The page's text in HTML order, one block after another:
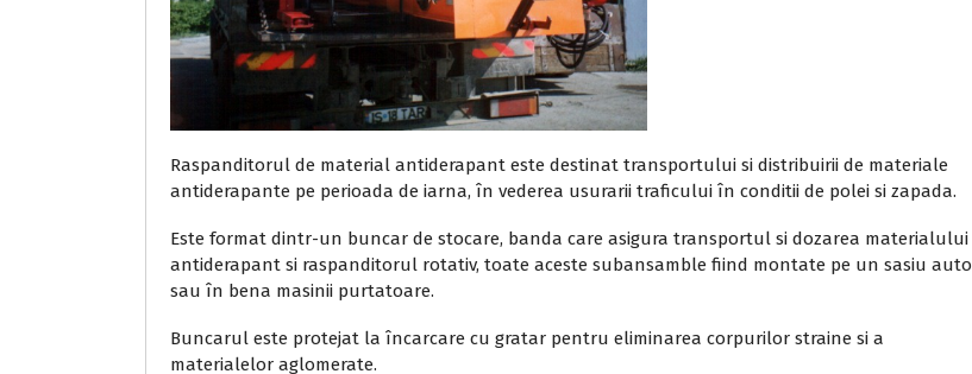
Raspanditorul de material antiderapant este destinat transportului si distribuirii de materiale
antiderapante pe perioada de iarna, în vederea usurarii traficului în conditii de polei si zapada.
Este format dintr-un buncar de stocare, banda care asigura transportul si dozarea materialului
antiderapant si raspanditorul rotativ, toate aceste subansamble fiind montate pe un sasiu auto
sau în bena masinii purtatoare.
Buncarul este protejat la încarcare cu gratar pentru eliminarea corpurilor straine si a
materialelor aglomerate.